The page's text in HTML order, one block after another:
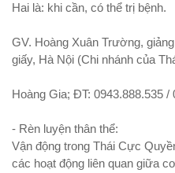
Hai là: khi cần, có thể trị bệnh.
GV. Hoàng Xuân Trường,
giấy, Hà Nội (Chi nhánh của
Hoàng Gia; ĐT: 0943.888.535 /
- Rèn luyện thân thể:
Vận động trong Thái Cực
các hoạt động liên quan giữa